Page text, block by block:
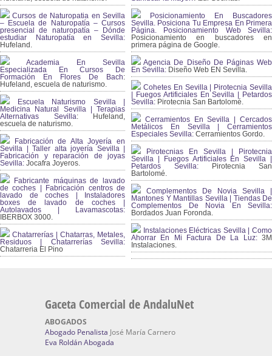
Cursos de Naturopatia en Sevilla
– Escuela de Naturopatía – Cursos
presencial de naturopatía – Dónde
estudiar Naturopatía en Sevilla:
Hufeland.
Academia En Sevilla
Especializada En Cursos De
Formación En Flores De Bach:
Hufeland, escuela de naturismo.
Escuela Naturismo Sevilla |
Medicina Natural Sevilla | Terapias
Alternativas Sevilla: Hufeland,
escuela de naturismo.
Fabricación de Alta Joyería en
Sevilla | Taller alta joyería Sevilla |
Fabricación y reparación de joyas
Sevilla: Jocafra Joyeros.
Fabricante máquinas de lavado
de coches | Fabricación centros de
lavado de coches | Instaladores
boxes de lavado de coches |
Autolavados | Lavamascotas:
IBERBOX 3000.
Chatarrerías | Chatarras, Metales,
Residuos | Chatarrerías Sevilla:
Chatarreria El Pino
Posicionamiento En Buscadores
Sevilla. Posiciona Tu Empresa En Primera
Página. Posicionamiento Web Sevilla:
Posicionamiento en buscadores en
primera página de Google.
Agencia De Diseño De Páginas Web
En Sevilla: Diseño Web EN Sevilla.
Cohetes En Sevilla | Pirotecnia Sevilla
| Fuegos Artificiales En Sevilla | Petardos
Sevilla: Pirotecnia San Bartolomé.
Cerramientos En Sevilla | Cercados
Metálicos En Sevilla | Cerramientos
Especiales Sevilla: Cerramientos Gordo.
Pirotecnias En Sevilla | Pirotecnia
Sevilla | Fuegos Artificiales En Sevilla |
Petardos Sevilla: Pirotecnia San
Bartolomé.
Complementos De Novia Sevilla |
Mantones Y Mantillas Sevilla | Tiendas De
Complementos De Novia En Sevilla:
Bordados Juan Foronda.
Instalaciones Eléctricas Sevilla | Como
Ahorrar En Mi Factura De La Luz:3M
Instalaciones.
Gaceta Comercial de AndaluNet
ABOGADOS
Abogado Penalista José María Carnero
Eva Roldán Abogada